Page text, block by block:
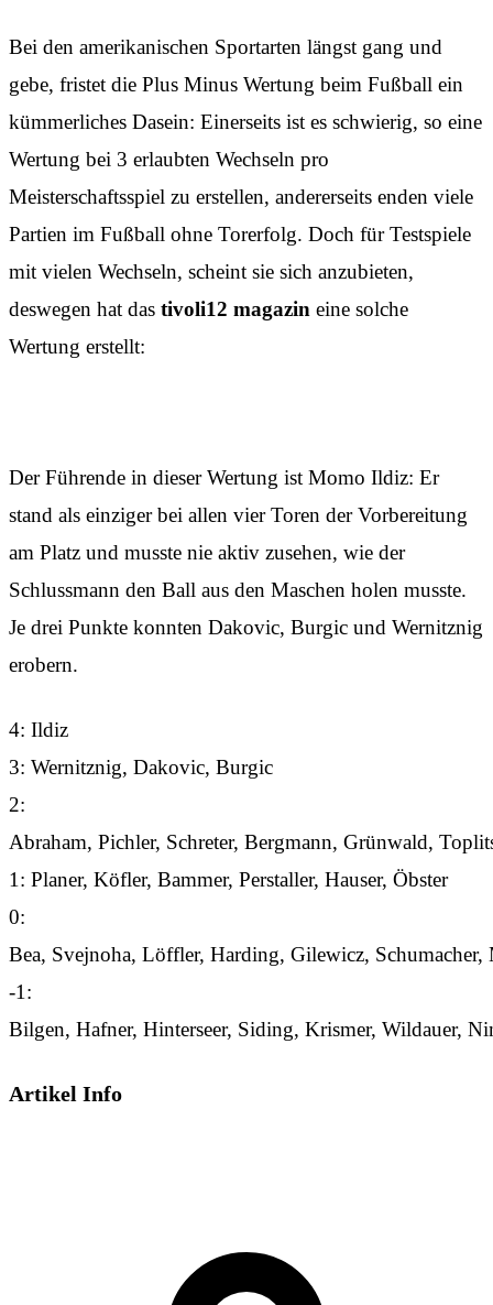
Bei den amerikanischen Sportarten längst gang und
gebe, fristet die Plus Minus Wertung beim Fußball ein
kümmerliches Dasein: Einerseits ist es schwierig, so eine
Wertung bei 3 erlaubten Wechseln pro
Meisterschaftsspiel zu erstellen, andererseits enden viele
Partien im Fußball ohne Torerfolg. Doch für Testspiele
mit vielen Wechseln, scheint sie sich anzubieten,
deswegen hat das tivoli12 magazin eine solche
Wertung erstellt:
Der Führende in dieser Wertung ist Momo Ildiz: Er
stand als einziger bei allen vier Toren der Vorbereitung
am Platz und musste nie aktiv zusehen, wie der
Schlussmann den Ball aus den Maschen holen musste.
Je drei Punkte konnten Dakovic, Burgic und Wernitznig
erobern.
4: Ildiz
3: Wernitznig, Dakovic, Burgic
2:
Abraham, Pichler, Schreter, Bergmann, Grünwald,
1: Planer, Köfler, Bammer, Perstaller, Hauser, Öbster
0:
Bea, Svejnoha, Löffler, Harding, Gilewicz,
-1:
Bilgen, Hafner, Hinterseer, Siding, Krismer, Wildauer,
Artikel Info